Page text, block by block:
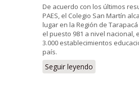
De acuerdo con los últimos
PAES, el Colegio San Martín
lugar en la Región de
el puesto 981 a nivel nacional,
3.000 establecimientos
país.
Seguir leyendo